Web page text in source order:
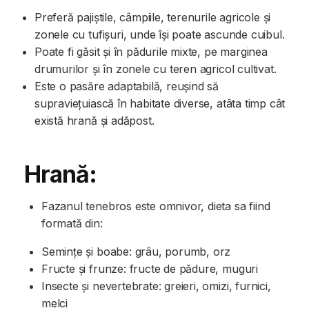
Preferă pajiștile, câmpiile, terenurile agricole și
zonele cu tufișuri, unde își poate ascunde cuibul.
Poate fi găsit și în pădurile mixte, pe marginea
drumurilor și în zonele cu teren agricol cultivat.
Este o pasăre adaptabilă, reușind să
supraviețuiască în habitate diverse, atâta timp cât
există hrană și adăpost.
Hrană:
Fazanul tenebros este omnivor, dieta sa fiind
formată din:
Semințe și boabe: grâu, porumb, orz
Fructe și frunze: fructe de pădure, muguri
Insecte și nevertebrate: greieri, omizi, furnici,
melci